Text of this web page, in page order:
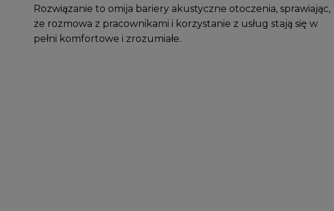
Rozwiązanie to omija bariery akustyczne otoczenia, sprawiając,
że rozmowa z pracownikami i korzystanie z usług stają się w
pełni komfortowe i zrozumiałe.